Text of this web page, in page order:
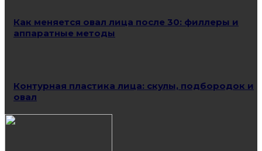
Как меняется овал лица после 30: филлеры и
аппаратные методы
Контурная пластика лица: скулы, подбородок и
овал